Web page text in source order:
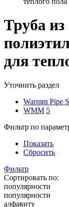
Труба
для
Уточнить раздел
Warmm Pipe
WMM 5
Фильтр по
Показать
Сбросить
Фильтр
Сортировать по:
популярности
популярности
алфавиту